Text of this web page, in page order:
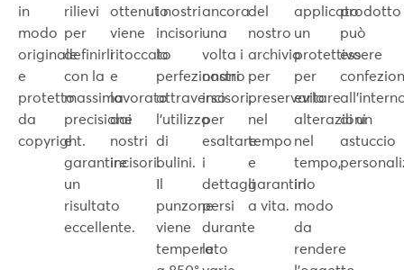
in
modo
originale
e
protetto
da
copyright.
rilievi
per
definirli
con la
massima
precisione
e
garantire
un
risultato
eccellente.
ottenuto
viene
ritoccato
e
lavorato
dai
nostri
incisori.
i nostri
incisori
lo
perfezionano
attraverso
l’utilizzo
di
bulini.
Il
punzone
viene
temperato
ancora
una
volta i
nostri
incisori,
per
esaltare
i
dettagli
persi
durante
le
del
nostro
archivio
per
preservarlo
nel
tempo
e
garantirlo
a vita.
applicato
un
protettivo
per
evitare
alterazioni
nel
tempo,
in
modo
da
rendere
prodotto
può
essere
di un
astuccio